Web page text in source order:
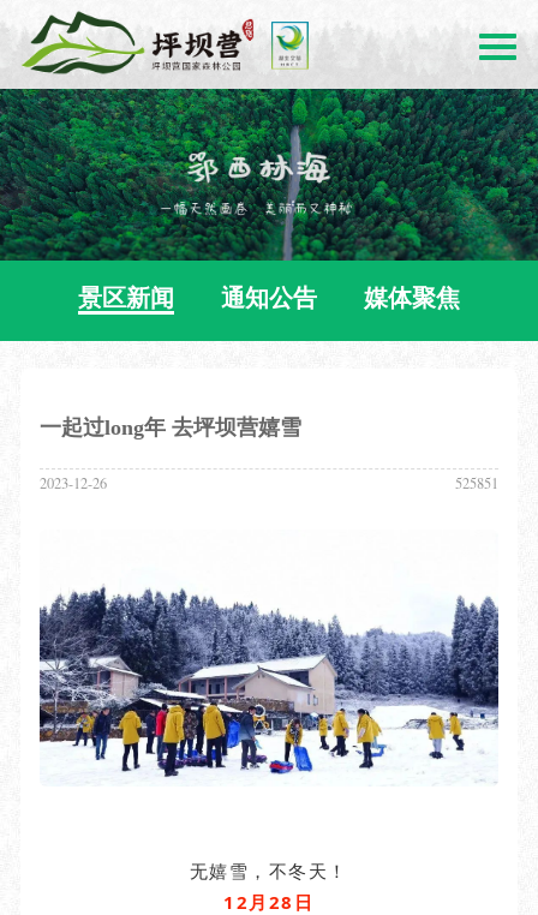
景区新闻 通知公告 媒体聚焦
一起过long年 去坪坝营嬉雪
525851
2023-12-26
无嬉雪，不冬天！
12月28日